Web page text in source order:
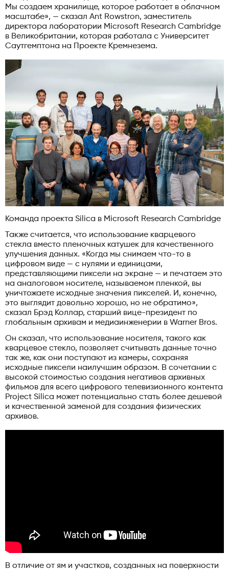
Мы создаем хранилище, которое работает в облачном
масштабе», — сказал Ant Rowstron, заместитель
директора лаборатории Microsoft Research Cambridge
в Великобритании, которая работала с Университет
Саутгемптона на Проекте Кремнезема.
Команда проекта Silica в Microsoft Research Cambridge
Также считается, что использование кварцевого
стекла вместо пленочных катушек для качественного
улучшения данных. «Когда мы снимаем что-то в
цифровом виде — с нулями и единицами,
представляющими пиксели на экране — и печатаем это
на аналоговом носителе, называемом пленкой, вы
уничтожаете исходные значения пикселей. И, конечно,
это выглядит довольно хорошо, но не обратимо»,
сказал Брэд Коллар, старший вице-президент по
глобальным архивам и медиаинженерии в Warner Bros.
Он сказал, что использование носителя, такого как
кварцевое стекло, позволяет считывать данные точно
так же, как они поступают из камеры, сохраняя
исходные пиксели наилучшим образом. В сочетании с
высокой стоимостью создания негативов архивных
фильмов для всего цифрового телевизионного контента
Project Silica может потенциально стать более дешевой
и качественной заменой для создания физических
архивов.
В отличие от ям и участков, созданных на поверхности